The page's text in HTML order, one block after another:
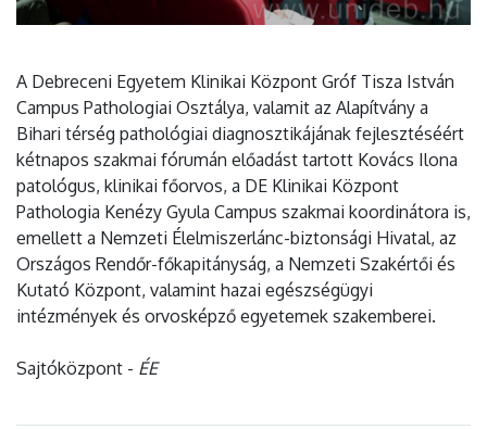
A Debreceni Egyetem Klinikai Központ Gróf Tisza István
Campus Pathologiai Osztálya, valamit az Alapítvány a
Bihari térség pathológiai diagnosztikájának fejlesztéséért
kétnapos szakmai fórumán előadást tartott Kovács Ilona
patológus, klinikai főorvos, a DE Klinikai Központ
Pathologia Kenézy Gyula Campus szakmai koordinátora is,
emellett a Nemzeti Élelmiszerlánc-biztonsági Hivatal, az
Országos Rendőr-főkapitányság, a Nemzeti Szakértői és
Kutató Központ, valamint hazai egészségügyi
intézmények és orvosképző egyetemek szakemberei.
Sajtóközpont - ÉE